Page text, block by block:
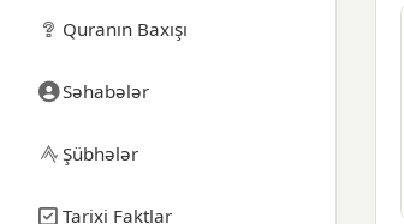
Quranın Baxışı
Səhabələr
Şübhələr
Tarixi Faktlar